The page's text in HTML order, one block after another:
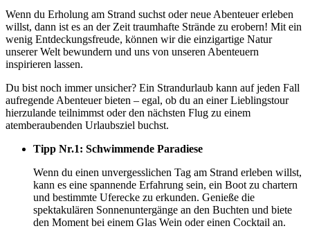
Wenn du Erholung am Strand suchst oder neue Abenteuer erleben
willst, dann ist es an der Zeit traumhafte Strände zu erobern! Mit ein
wenig Entdeckungsfreude, können wir die einzigartige Natur
unserer Welt bewundern und uns von unseren Abenteuern
inspirieren lassen.
Du bist noch immer unsicher? Ein Strandurlaub kann auf jeden Fall
aufregende Abenteuer bieten – egal, ob du an einer Lieblingstour
hierzulande teilnimmst oder den nächsten Flug zu einem
atemberaubenden Urlaubsziel buchst.
Tipp Nr.1: Schwimmende Paradiese
Wenn du einen unvergesslichen Tag am Strand erleben willst,
kann es eine spannende Erfahrung sein, ein Boot zu chartern
und bestimmte Uferecke zu erkunden. Genieße die
spektakulären Sonnenuntergänge an den Buchten und biete
den Moment bei einem Glas Wein oder einen Cocktail an.